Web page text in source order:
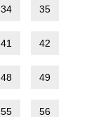
34 35
41 42
48 49
55 56